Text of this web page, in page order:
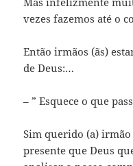
vezes fazemos até o
Então irmãos (ãs)
de Deus:…
– ” Esquece o que
Sim querido (a)
presente que Deus